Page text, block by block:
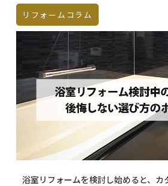
リフォームコラム
浴室リフォームを検討し始めると、カ